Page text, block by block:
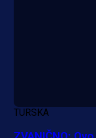
TURSKA